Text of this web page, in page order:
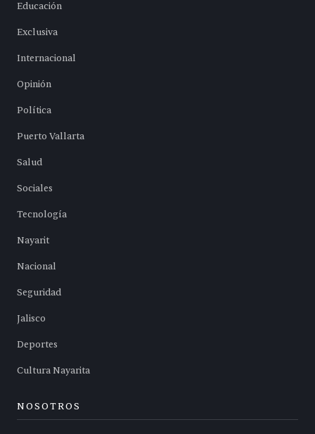
Educación
Exclusiva
Internacional
Opinión
Política
Puerto Vallarta
Salud
Sociales
Tecnología
Nayarit
Nacional
Seguridad
Jalisco
Deportes
Cultura Nayarita
NOSOTROS